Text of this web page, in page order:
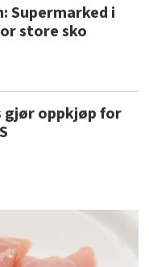
Supermarked i
store sko
gjør oppkjøp for